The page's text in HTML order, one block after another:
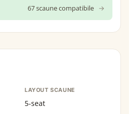
67 scaune compatibile →
LAYOUT SCAUNE
5-seat